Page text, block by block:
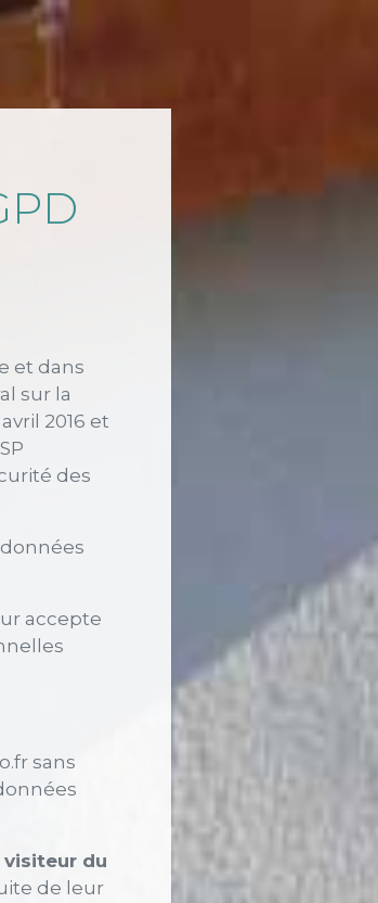
et dans
sur la
2016 et
des
accepte
sans
du
de leur